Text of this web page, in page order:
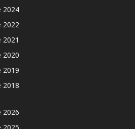
2024
2022
2021
2020
2019
2018
2026